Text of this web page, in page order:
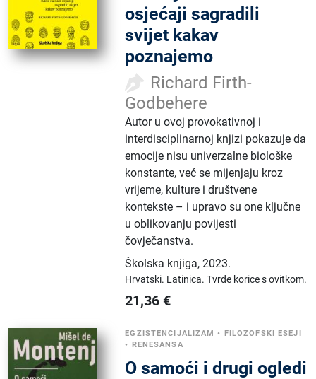
osjećaji sagradili
svijet kakav
poznajemo
Richard Firth-
Godbehere
Autor u ovoj provokativnoj i
interdisciplinarnoj knjizi pokazuje da
emocije nisu univerzalne biološke
konstante, već se mijenjaju kroz
vrijeme, kulture i društvene
kontekste – i upravo su one ključne
u oblikovanju povijesti
čovječanstva.
Školska knjiga,2023.
Hrvatski. Latinica.Tvrde korice s ovitkom.
21,36 €
EGZISTENCIJALIZAM • FILOZOFSKI ESEJI
• RENESANSA
O samoći i drugi ogledi